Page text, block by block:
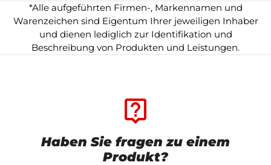
*Alle aufgeführten Firmen-, Markennamen und
Warenzeichen sind Eigentum Ihrer jeweiligen Inhaber
und dienen lediglich zur Identifikation und
Beschreibung von Produkten und Leistungen.
live_help
Haben Sie fragen zu einem
Produkt?